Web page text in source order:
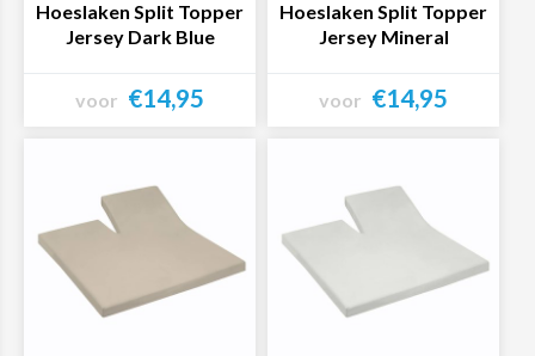
Hoeslaken Split Topper
Jersey Dark Blue
voor €14,95
Hoeslaken Split Topper
Jersey Mineral
voor €14,95